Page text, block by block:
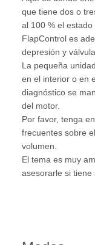
que tiene dos o
al 100 % el estado
FlapControl es
depresión y
La pequeña
en el interior o en
diagnóstico se
del motor.
Por favor, tenga
frecuentes sobre
volumen.
El tema es muy
asesorarle si tiene